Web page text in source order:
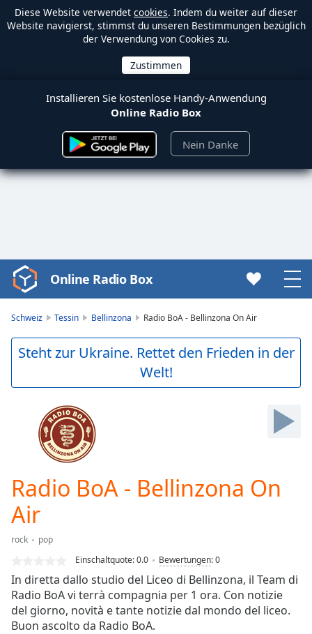
Diese Website verwendet cookies. Indem du weiter auf dieser
Website navigierst, stimmst du unseren Bestimmungen bezüglich
der Verwendung von Cookies zu.
Installieren Sie kostenlose Handy-Anwendung
Online Radio Box
Nein Danke
Video
Player
Play
Video
Skip
Duration
Loaded
0.00%
Seek to
live,
currently
behind
liveLIVE
Online Radio Box
Schweiz Tessin Bellinzona Radio BoA - Bellinzona On Air
Steht zur Ukraine. Rettet den Frieden in der
Welt!
Radio BoA - Bellinzona On
Air
rock
pop
Einschaltquote:0.0 Bewertungen:0
In diretta dallo studio del Liceo di Bellinzona, il Team di
Radio BoA vi terrà compagnia per 1 ora. Con notizie
del giorno, novità e tante notizie dal mondo del liceo.
Buon ascolto da Radio BoA.